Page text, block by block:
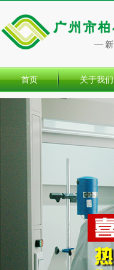
首页 关于我们